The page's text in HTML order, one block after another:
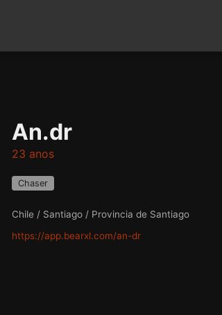
An.dr
23 anos
Chaser
Chile / Santiago / Provincia de Santiago
https://app.bearxl.com/an-dr